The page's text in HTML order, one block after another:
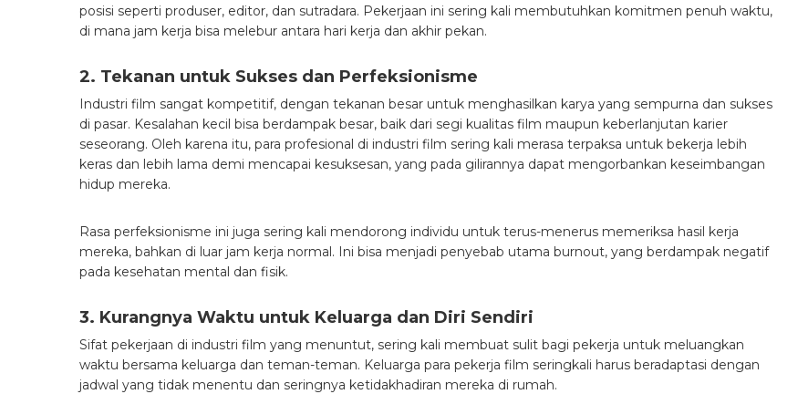
posisi seperti produser, editor, dan sutradara. Pekerjaan ini sering kali membutuhkan komitmen penuh waktu,
di mana jam kerja bisa melebur antara hari kerja dan akhir pekan.
2. Tekanan untuk Sukses dan Perfeksionisme
Industri film sangat kompetitif, dengan tekanan besar untuk menghasilkan karya yang sempurna dan sukses
di pasar. Kesalahan kecil bisa berdampak besar, baik dari segi kualitas film maupun keberlanjutan karier
seseorang. Oleh karena itu, para profesional di industri film sering kali merasa terpaksa untuk bekerja lebih
keras dan lebih lama demi mencapai kesuksesan, yang pada gilirannya dapat mengorbankan keseimbangan
hidup mereka.
Rasa perfeksionisme ini juga sering kali mendorong individu untuk terus-menerus memeriksa hasil kerja
mereka, bahkan di luar jam kerja normal. Ini bisa menjadi penyebab utama burnout, yang berdampak negatif
pada kesehatan mental dan fisik.
3. Kurangnya Waktu untuk Keluarga dan Diri Sendiri
Sifat pekerjaan di industri film yang menuntut, sering kali membuat sulit bagi pekerja untuk meluangkan
waktu bersama keluarga dan teman-teman. Keluarga para pekerja film seringkali harus beradaptasi dengan
jadwal yang tidak menentu dan seringnya ketidakhadiran mereka di rumah.